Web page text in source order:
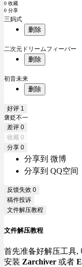
0 收藏
0 分享
三妈式
删除
二次元ドリームフィーバー
删除
初音未来
删除
好评 1
褒贬不一
差评 0
收藏 0
分享 0
分享到 微博
分享到 QQ空间
反馈失效 0
稿件投诉
文件解压教程
文件解压教程
首先准备好解压工具,
安装 Zarchiver 或者